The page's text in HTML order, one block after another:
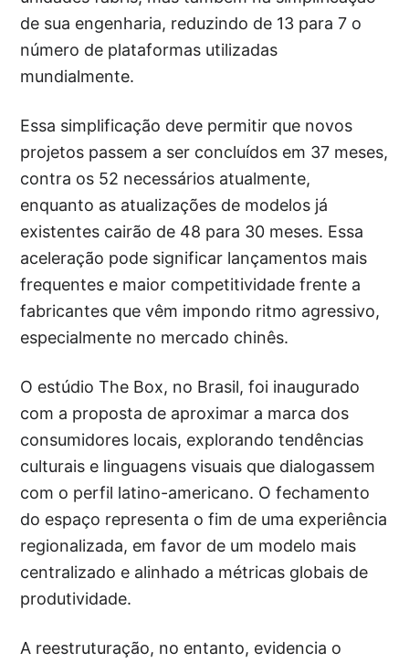
de sua engenharia, reduzindo de 13 para 7 o
número de plataformas utilizadas
mundialmente.
Essa simplificação deve permitir que novos
projetos passem a ser concluídos em 37 meses,
contra os 52 necessários atualmente,
enquanto as atualizações de modelos já
existentes cairão de 48 para 30 meses. Essa
aceleração pode significar lançamentos mais
frequentes e maior competitividade frente a
fabricantes que vêm impondo ritmo agressivo,
especialmente no mercado chinês.
O estúdio The Box, no Brasil, foi inaugurado
com a proposta de aproximar a marca dos
consumidores locais, explorando tendências
culturais e linguagens visuais que dialogassem
com o perfil latino-americano. O fechamento
do espaço representa o fim de uma experiência
regionalizada, em favor de um modelo mais
centralizado e alinhado a métricas globais de
produtividade.
A reestruturação, no entanto, evidencia o